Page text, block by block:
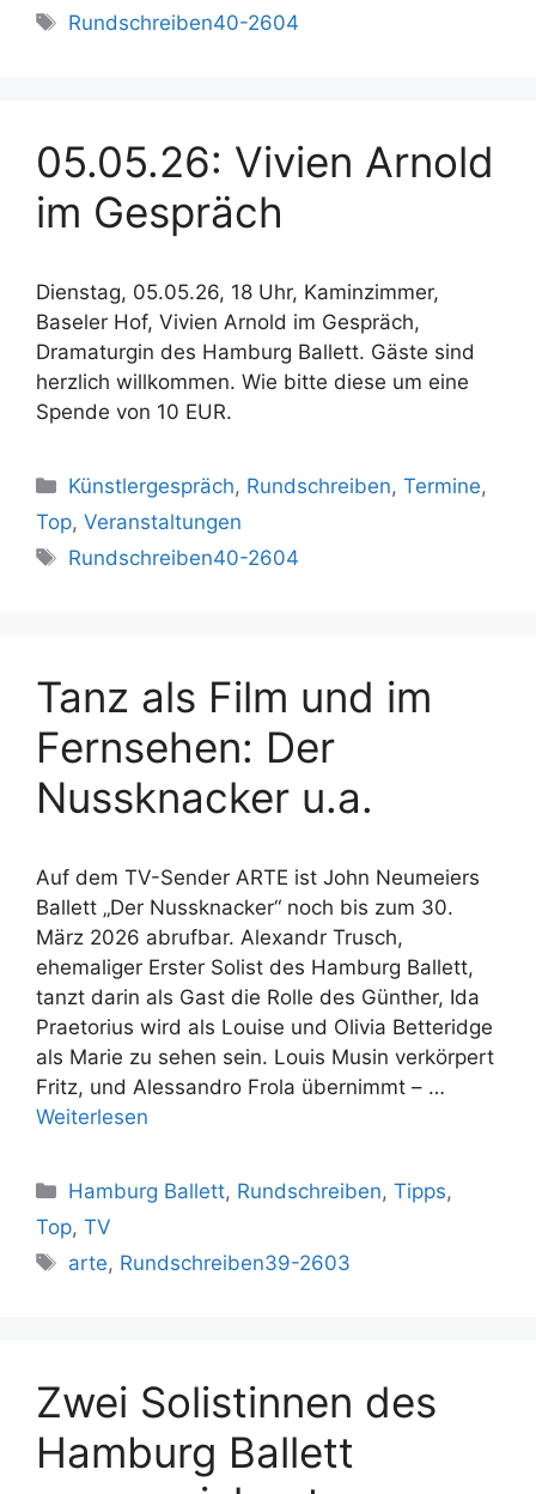
Schlagwörter
Rundschreiben40-2604
05.05.26: Vivien Arnold
im Gespräch
Dienstag, 05.05.26, 18 Uhr, Kaminzimmer,
Baseler Hof, Vivien Arnold im Gespräch,
Dramaturgin des Hamburg Ballett. Gäste sind
herzlich willkommen. Wie bitte diese um eine
Spende von 10 EUR.
Kategorien
Künstlergespräch, Rundschreiben,Termine,
Top, Veranstaltungen
Schlagwörter
Rundschreiben40-2604
Tanz als Film und im
Fernsehen: Der
Nussknacker u.a.
Auf dem TV-Sender ARTE ist John Neumeiers
Ballett „Der Nussknacker“ noch bis zum 30.
März 2026 abrufbar. Alexandr Trusch,
ehemaliger Erster Solist des Hamburg Ballett,
tanzt darin als Gast die Rolle des Günther, Ida
Praetorius wird als Louise und Olivia Betteridge
als Marie zu sehen sein. Louis Musin verkörpert
Fritz, und Alessandro Frola übernimmt – …
Weiterlesen
Kategorien
Hamburg Ballett, Rundschreiben,Tipps,
Top, TV
Schlagwörter
arte, Rundschreiben39-2603
Zwei Solistinnen des
Hamburg Ballett